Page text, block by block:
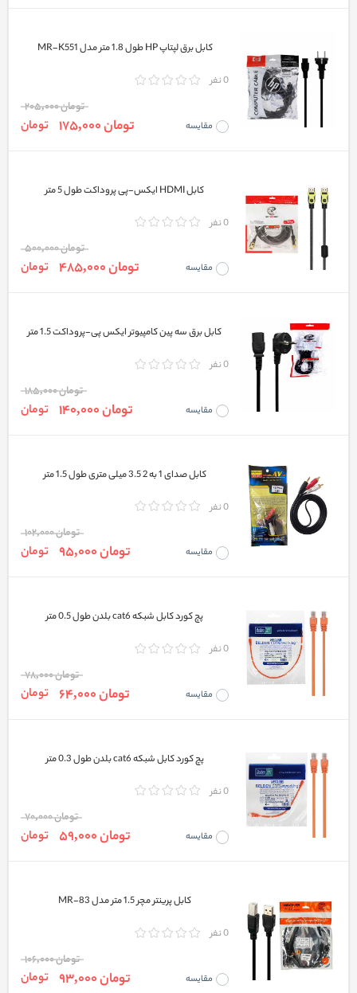
کابل برق لپتاپ HP طول 1.8 متر مدل MR-K551
0 نفر
مقایسه
تومان 205,000
تومان 175,000 تومان
کابل HDMI ایکس-پی پروداکت طول 5 متر
0 نفر
مقایسه
تومان 500,000
تومان 485,000 تومان
کابل برق سه پین کامپیوتر ایکس پی-پروداکت 1.5 متر
0 نفر
مقایسه
تومان 185,000
تومان 140,000 تومان
کابل صدای 1 به 2 3.5 میلی متری طول 1.5 متر
0 نفر
مقایسه
تومان 102,000
تومان 95,000 تومان
پچ کورد کابل شبکه cat6 بلدن طول 0.5 متر
0 نفر
مقایسه
تومان 78,000
تومان 64,000 تومان
پچ کورد کابل شبکه cat6 بلدن طول 0.3 متر
0 نفر
مقایسه
تومان 70,000
تومان 59,000 تومان
کابل پرینتر مچر 1.5 متر مدل MR-83
0 نفر
مقایسه
تومان 106,000
تومان 93,000 تومان